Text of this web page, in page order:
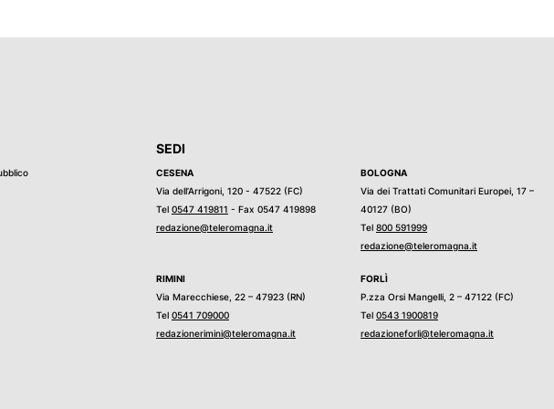
di origini
dove
area è
60 persone
SEDI
CESENA
Via dell’Arrigoni, 120 - 47522 (FC)
Tel 0547 419811 - Fax 0547 419898
redazione@teleromagna.it
BOLOGNA
Via dei Trattati Comunitari Europei, 17 –
40127 (BO)
Tel 800 591999
redazione@teleromagna.it
RIMINI
Via Marecchiese, 22 – 47923 (RN)
Tel 0541 709000
redazionerimini@teleromagna.it
FORLÌ
P.zza Orsi Mangelli, 2 – 47122 (FC)
Tel 0543 1900819
redazioneforli@teleromagna.it